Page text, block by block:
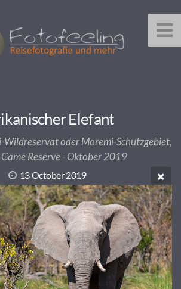
Elefant
oder Moremi-Schutzgebiet,
Reserve - Oktober 2019
13 October 2019